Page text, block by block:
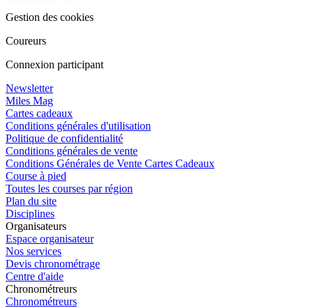
Gestion des cookies
Coureurs
Connexion participant
Newsletter
Miles Mag
Cartes cadeaux
Conditions générales d'utilisation
Politique de confidentialité
Conditions générales de vente
Conditions Générales de Vente Cartes Cadeaux
Course à pied
Toutes les courses par région
Plan du site
Disciplines
Organisateurs
Espace organisateur
Nos services
Devis chronométrage
Centre d'aide
Chronométreurs
Chronométreurs